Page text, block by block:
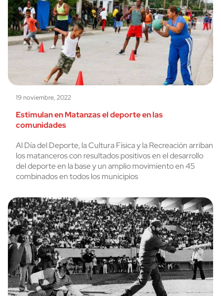
19 noviembre, 2022
Estimulan en Matanzas el deporte en las
comunidades
Al Día del Deporte, la Cultura Física y la Recreación arriban
los matanceros con resultados positivos en el desarrollo
del deporte en la base y un amplio movimiento en 45
combinados en todos los municipios